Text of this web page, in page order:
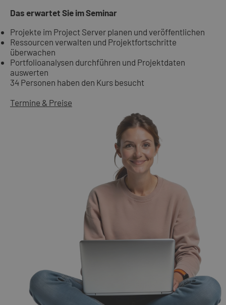
Das erwartet Sie im Seminar
Projekte im Project Server planen und veröffentlichen
Ressourcen verwalten und Projektfortschritte
überwachen
Portfolioanalysen durchführen und Projektdaten
auswerten
34 Personen haben den Kurs besucht
Termine & Preise